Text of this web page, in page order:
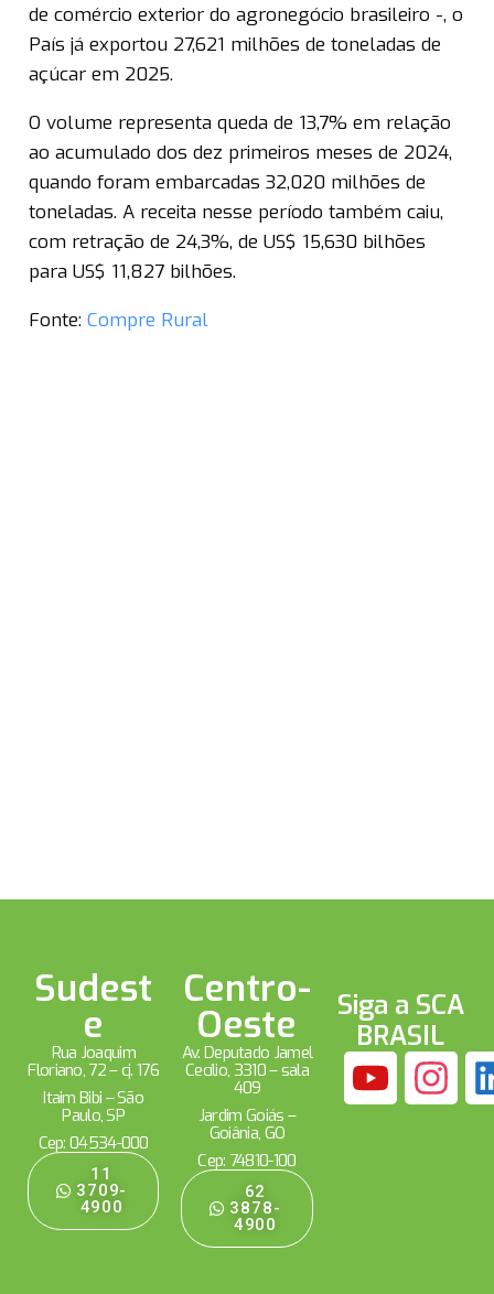
de comércio exterior do agronegócio brasileiro -, o
País já exportou 27,621 milhões de toneladas de
açúcar em 2025.
O volume representa queda de 13,7% em relação
ao acumulado dos dez primeiros meses de 2024,
quando foram embarcadas 32,020 milhões de
toneladas. A receita nesse período também caiu,
com retração de 24,3%, de US$ 15,630 bilhões
para US$ 11,827 bilhões.
Fonte: Compre Rural
Sudest
e
Rua Joaquim
Floriano, 72 – cj. 176
Itaim Bibi – São
Paulo, SP
Cep: 04534-000
11
3709-
4900
Centro-
Oeste
Av. Deputado Jamel
Cecílio, 3310 – sala
409
Jardim Goiás –
Goiânia, GO
Cep: 74810-100
62
3878-
4900
Siga a SCA
BRASIL